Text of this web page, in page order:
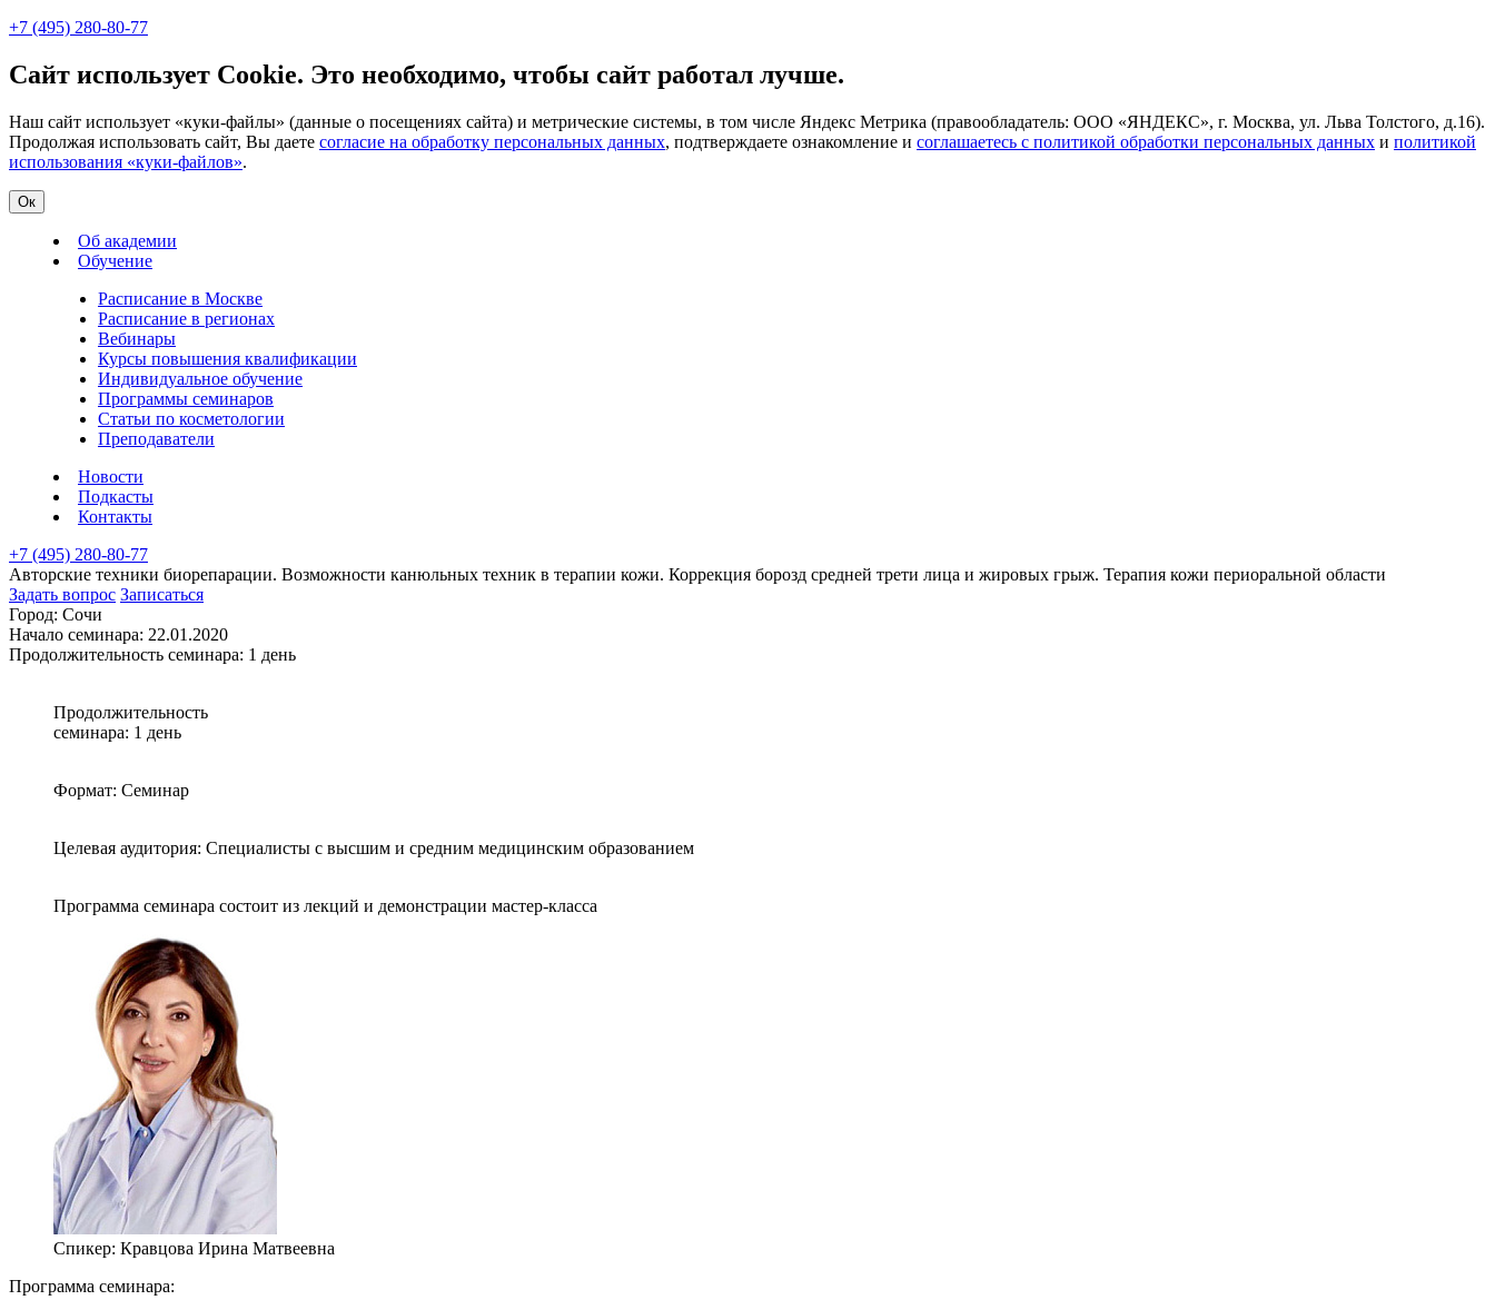
+7 (495) 280-80-77
Сайт использует Cookie. Это необходимо, чтобы сайт работал лучше.
Наш сайт использует «куки-файлы» (данные о посещениях сайта) и метрические системы, в том числе Яндекс Метрика (правообладатель: ООО «ЯНДЕКС», г. Москва, ул. Льва Толстого, д.16).
Продолжая использовать сайт, Вы даете согласие на обработку персональных данных, подтверждаете ознакомление и соглашаетесь с политикой обработки персональных данных и политикой
использования «куки-файлов».
Ок
Об академии
Обучение
Расписание в Москве
Расписание в регионах
Вебинары
Курсы повышения квалификации
Индивидуальное обучение
Программы семинаров
Статьи по косметологии
Преподаватели
Новости
Подкасты
Контакты
+7 (495) 280-80-77
Авторские техники биорепарации. Возможности канюльных техник в терапии кожи. Коррекция борозд средней трети лица и жировых грыж. Терапия кожи периоральной области
Задать вопрос Записаться
Город: Сочи
Начало семинара: 22.01.2020
Продолжительность семинара: 1 день
Продолжительность
семинара: 1 день
Формат: Семинар
Целевая аудитория: Специалисты с высшим и средним медицинским образованием
Программа семинара состоит из лекций и демонстрации мастер-класса
Спикер: Кравцова Ирина Матвеевна
Программа семинара: